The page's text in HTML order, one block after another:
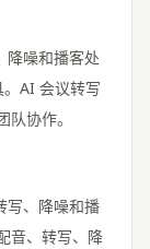
降噪和播客处
AI 会议转写
协作。
写、降噪和播
音、转写、降